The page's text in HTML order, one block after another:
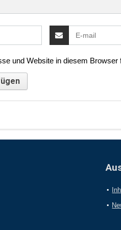
und Website in diesem